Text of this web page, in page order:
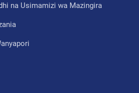
na Usimamizi wa Mazingira